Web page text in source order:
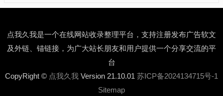
点我久我是一个在线网站收录整理平台，支持注册发布广告软文
及外链、锚链接，为广大站长朋友和用户提供一个分享交流的平
台
CopyRight © 点我久我 Version 21.10.01 苏ICP备2024134715号-1
Sitemap